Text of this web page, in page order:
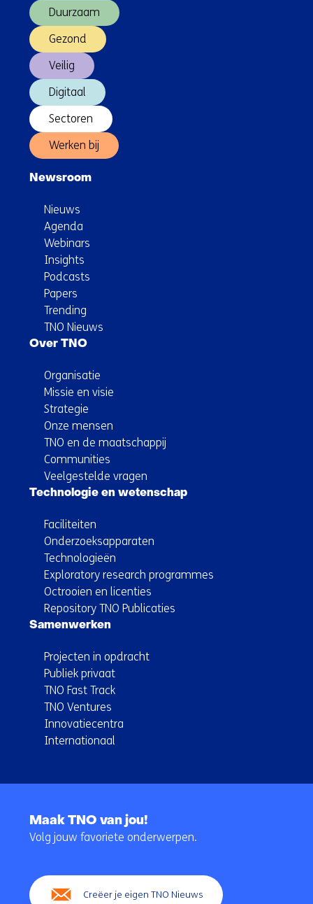
Duurzaam
Gezond
Veilig
Digitaal
Sectoren
Werken bij
Newsroom
Nieuws
Agenda
Webinars
Insights
Podcasts
Papers
Trending
TNO Nieuws
Over TNO
Organisatie
Missie en visie
Strategie
Onze mensen
TNO en de maatschappij
Communities
Veelgestelde vragen
Technologie en wetenschap
Faciliteiten
Onderzoeksapparaten
Technologieën
Exploratory research programmes
Octrooien en licenties
Repository TNO Publicaties
Samenwerken
Projecten in opdracht
Publiek privaat
TNO Fast Track
TNO Ventures
Innovatiecentra
Internationaal
navigatie
Maak TNO van jou!
Volg jouw favoriete onderwerpen.
Creëer je eigen TNO Nieuws